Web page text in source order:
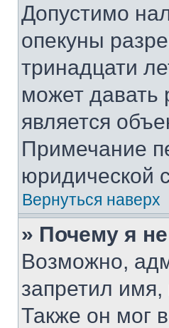
Допустимо
опекуны
тринадцати
может давать
является
Примечание
юридической
Вернуться наверх
» Почему я
Возможно,
запретил имя,
Также он мог